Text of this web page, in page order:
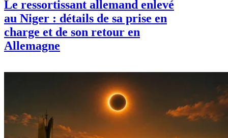
Le ressortissant allemand enlevé
au Niger : détails de sa prise en
charge et de son retour en
Allemagne